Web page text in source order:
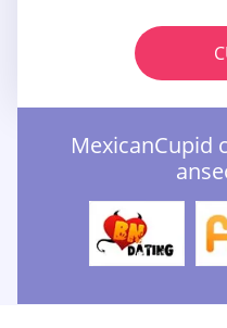
MexicanCupid